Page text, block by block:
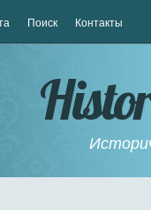
Поиск Контакты